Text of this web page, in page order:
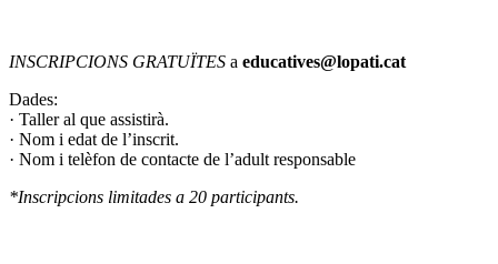
INSCRIPCIONS GRATUÏTES a educatives@lopati.cat
Dades:
· Taller al que assistirà.
· Nom i edat de l’inscrit.
· Nom i telèfon de contacte de l’adult responsable
*Inscripcions limitades a 20 participants.